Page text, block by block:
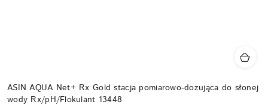
ASIN AQUA Net+ Rx Gold stacja pomiarowo-dozująca do słonej
wody Rx/pH/Flokulant 13448